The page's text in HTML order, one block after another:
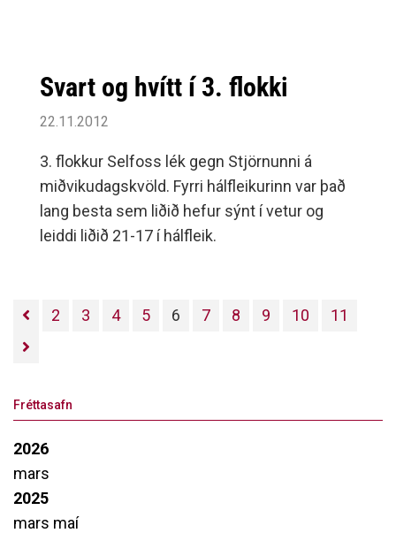
Svart og hvítt í 3. flokki
22.11.2012
3. flokkur Selfoss lék gegn Stjörnunni á
miðvikudagskvöld. Fyrri hálfleikurinn var það
lang besta sem liðið hefur sýnt í vetur og
leiddi liðið 21-17 í hálfleik.
2 3 4 5 6 7 8 9 10 11
Fréttasafn
2026
mars
2025
mars maí